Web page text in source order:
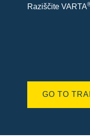
Raziščite VARTA
GO TO